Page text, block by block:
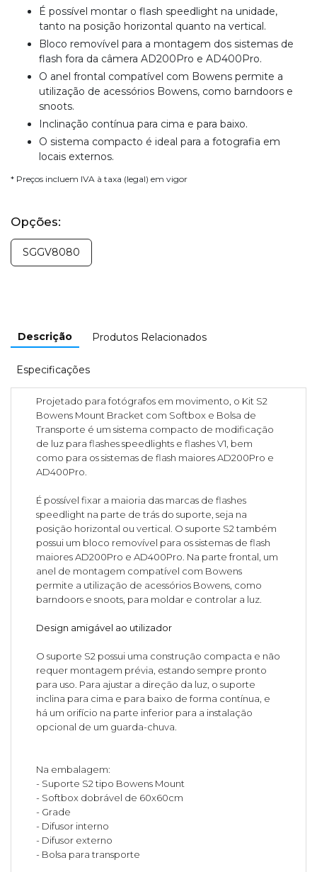
É possível montar o flash speedlight na unidade,
tanto na posição horizontal quanto na vertical.
Bloco removível para a montagem dos sistemas de
flash fora da câmera AD200Pro e AD400Pro.
O anel frontal compatível com Bowens permite a
utilização de acessórios Bowens, como barndoors e
snoots.
Inclinação contínua para cima e para baixo.
O sistema compacto é ideal para a fotografia em
locais externos.
* Preços incluem IVA à taxa (legal) em vigor
Opções:
SGGV8080
Descrição Produtos Relacionados
Especificações
Projetado para fotógrafos em movimento, o Kit S2
Bowens Mount Bracket com Softbox e Bolsa de
Transporte é um sistema compacto de modificação
de luz para flashes speedlights e flashes V1, bem
como para os sistemas de flash maiores AD200Pro e
AD400Pro.
É possível fixar a maioria das marcas de flashes
speedlight na parte de trás do suporte, seja na
posição horizontal ou vertical. O suporte S2 também
possui um bloco removível para os sistemas de flash
maiores AD200Pro e AD400Pro. Na parte frontal, um
anel de montagem compatível com Bowens
permite a utilização de acessórios Bowens, como
barndoors e snoots, para moldar e controlar a luz.
Design amigável ao utilizador
O suporte S2 possui uma construção compacta e não
requer montagem prévia, estando sempre pronto
para uso. Para ajustar a direção da luz, o suporte
inclina para cima e para baixo de forma contínua, e
há um orifício na parte inferior para a instalação
opcional de um guarda-chuva.
Na embalagem:
- Suporte S2 tipo Bowens Mount
- Softbox dobrável de 60x60cm
- Grade
- Difusor interno
- Difusor externo
- Bolsa para transporte